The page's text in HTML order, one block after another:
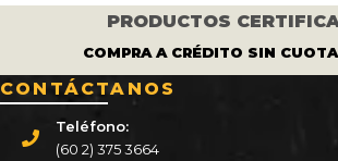
PRODUCTOS
COMPRA A CRÉDITO SIN
CONTÁCTANOS
Teléfono:
(60 2) 375 3664